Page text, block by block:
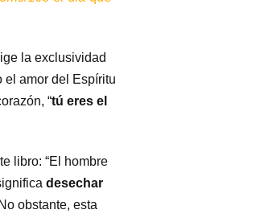
la exclusividad
el amor del Espíritu
“tú eres el
libro: “El hombre
desechar
obstante, esta